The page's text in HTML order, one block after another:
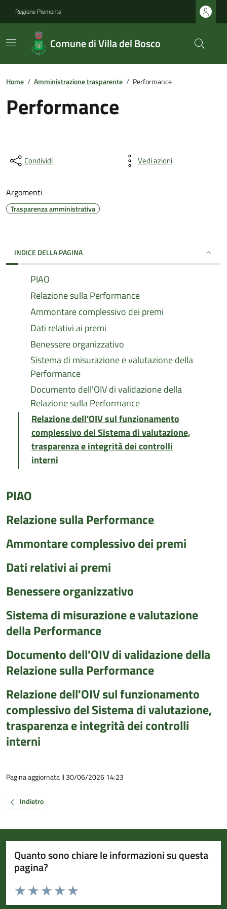
Regione Piemonte
Comune di Villa del Bosco
Home / Amministrazione trasparente / Performance
Performance
Condividi Vedi azioni
Argomenti
Trasparenza amministrativa
INDICE DELLA PAGINA
PIAO
Relazione sulla Performance
Ammontare complessivo dei premi
Dati relativi ai premi
Benessere organizzativo
Sistema di misurazione e valutazione della
Performance
Documento dell'OIV di validazione della
Relazione sulla Performance
Relazione dell'OIV sul funzionamento
complessivo del Sistema di valutazione,
trasparenza e integrità dei controlli
interni
PIAO
Relazione sulla Performance
Ammontare complessivo dei premi
Dati relativi ai premi
Benessere organizzativo
Sistema di misurazione e valutazione
della Performance
Documento dell'OIV di validazione della
Relazione sulla Performance
Relazione dell'OIV sul funzionamento
complessivo del Sistema di valutazione,
trasparenza e integrità dei controlli
interni
Pagina aggiornata il 30/06/2026 14:23
Indietro
Quanto sono chiare le informazioni su questa
pagina?
Valuta da 1 a 5 stelle la pagina
Valuta 5 stelle su 5
Valuta 4 stelle su 5
Valuta 3 stelle su 5
Valuta 2 stelle su 5
Valuta 1 stelle su 5